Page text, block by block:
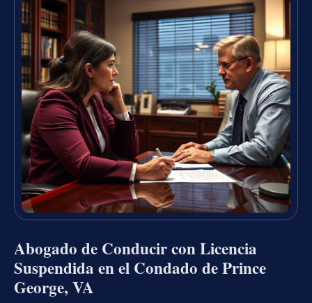
Abogado de Conducir con Licencia
Suspendida en el Condado de Prince
George, VA